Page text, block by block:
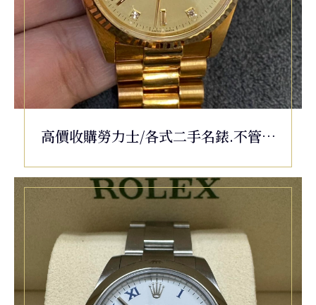
高價收購勞力士/各式二手名錶.不管是